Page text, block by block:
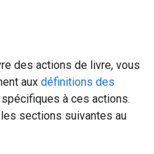
des actions de livre, vous
aux définitions des
spécifiques à ces actions.
sections suivantes au